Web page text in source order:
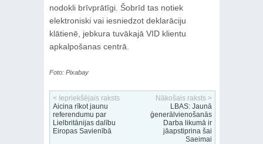
nodokli brīvprātīgi. Šobrīd tas notiek
elektroniski vai iesniedzot deklarāciju
klātienē, jebkura tuvākajā VID klientu
apkalpošanas centrā.
Foto: Pixabay
< Iepriekšējais raksts
Aicina rīkot jaunu
referendumu par
Lielbritānijas dalību
Eiropas Savienībā
Nākošais raksts >
LBAS: Jaunā
ģenerālvienošanās
Darba likumā ir
jāapstiprina šai
Saeimai